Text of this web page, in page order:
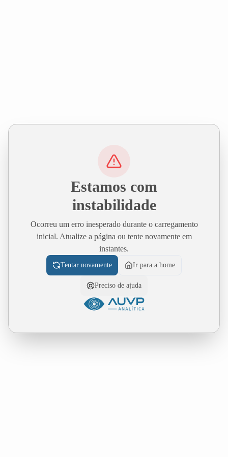
Estamos com
instabilidade
Ocorreu um erro inesperado durante o carregamento
inicial. Atualize a página ou tente novamente em
instantes.
Tentar novamente Ir para a home
Preciso de ajuda